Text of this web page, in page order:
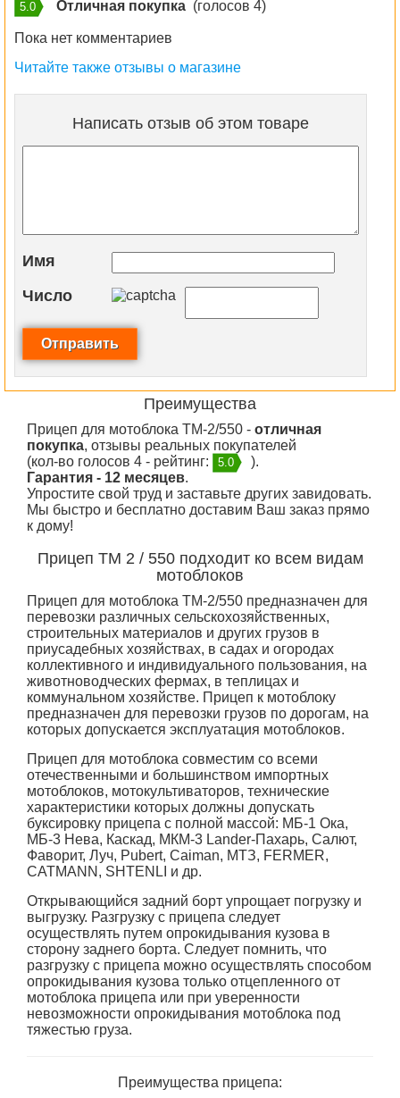
5.0 Отличная покупка (голосов 4)
Пока нет комментариев
Читайте также отзывы о магазине
Написать отзыв об этом товаре
Имя
Число
Преимущества
Прицеп для мотоблока ТМ-2/550 - отличная
покупка, отзывы реальных покупателей
(кол-во голосов 4 - рейтинг:
5.0
).
Гарантия - 12 месяцев.
Упростите свой труд и заставьте других завидовать.
Мы быстро и бесплатно доставим Ваш заказ прямо
к дому!
Прицеп ТМ 2 / 550 подходит ко всем видам
мотоблоков
Прицеп для мотоблока ТМ-2/550 предназначен для
перевозки различных сельскохозяйственных,
строительных материалов и других грузов в
приусадебных хозяйствах, в садах и огородах
коллективного и индивидуального пользования, на
животноводческих фермах, в теплицах и
коммунальном хозяйстве. Прицеп к мотоблоку
предназначен для перевозки грузов по дорогам, на
которых допускается эксплуатация мотоблоков.
Прицеп для мотоблока совместим со всеми
отечественными и большинством импортных
мотоблоков, мотокультиваторов, технические
характеристики которых должны допускать
буксировку прицепа с полной массой: МБ-1 Ока,
МБ-3 Нева, Каскад, МКМ-3 Lander-Пахарь, Салют,
Фаворит, Луч, Pubert, Caiman, МТЗ, FERMER,
CATMANN, SHTENLI и др.
Открывающийся задний борт упрощает погрузку и
выгрузку. Разгрузку с прицепа следует
осуществлять путем опрокидывания кузова в
сторону заднего борта. Следует помнить, что
разгрузку с прицепа можно осуществлять способом
опрокидывания кузова только отцепленного от
мотоблока прицепа или при уверенности
невозможности опрокидывания мотоблока под
тяжестью груза.
Преимущества прицепа: